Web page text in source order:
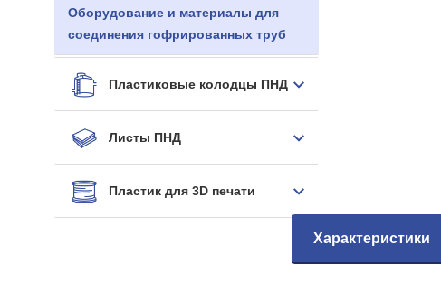
Оборудование и материалы для
соединения гофрированных труб
Пластиковые колодцы ПНД
Листы ПНД
Пластик для 3D печати
Характеристики